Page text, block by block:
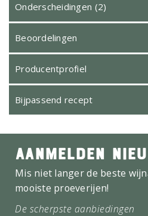
Onderscheidingen (2)
Beoordelingen
Producentprofiel
Bijpassend recept
AANMELDEN
Mis niet langer de beste
mooiste proeverijen!
De scherpste aanbiedingen